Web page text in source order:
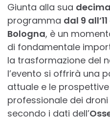
Giunta alla sua
programma dal 9
Bologna, è un
di fondamentale
la trasformazione del
l’evento si offrirà una
attuale e le
professionale dei
secondo i dati dell’